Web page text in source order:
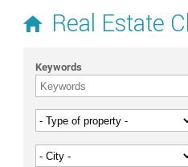
Real Estate
Keywords